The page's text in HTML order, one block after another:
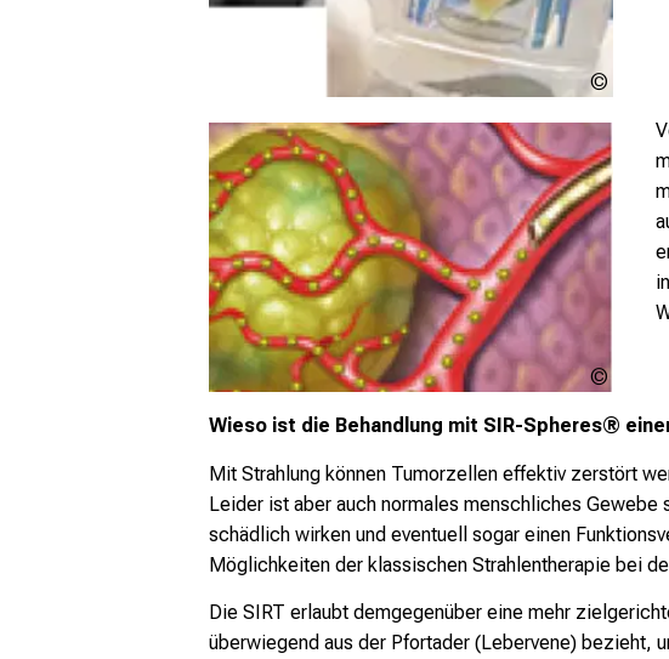
Wieso ist die Behandlung mit SIR-Spheres®
Mit Strahlung können Tumorzellen effektiv zerstört
Leider ist aber auch normales menschliches Gewebe
schädlich wirken und eventuell sogar einen
Möglichkeiten der klassischen Strahlentherapie bei
Die SIRT erlaubt demgegenüber eine mehr
überwiegend aus der Pfortader (Lebervene) bezieht,